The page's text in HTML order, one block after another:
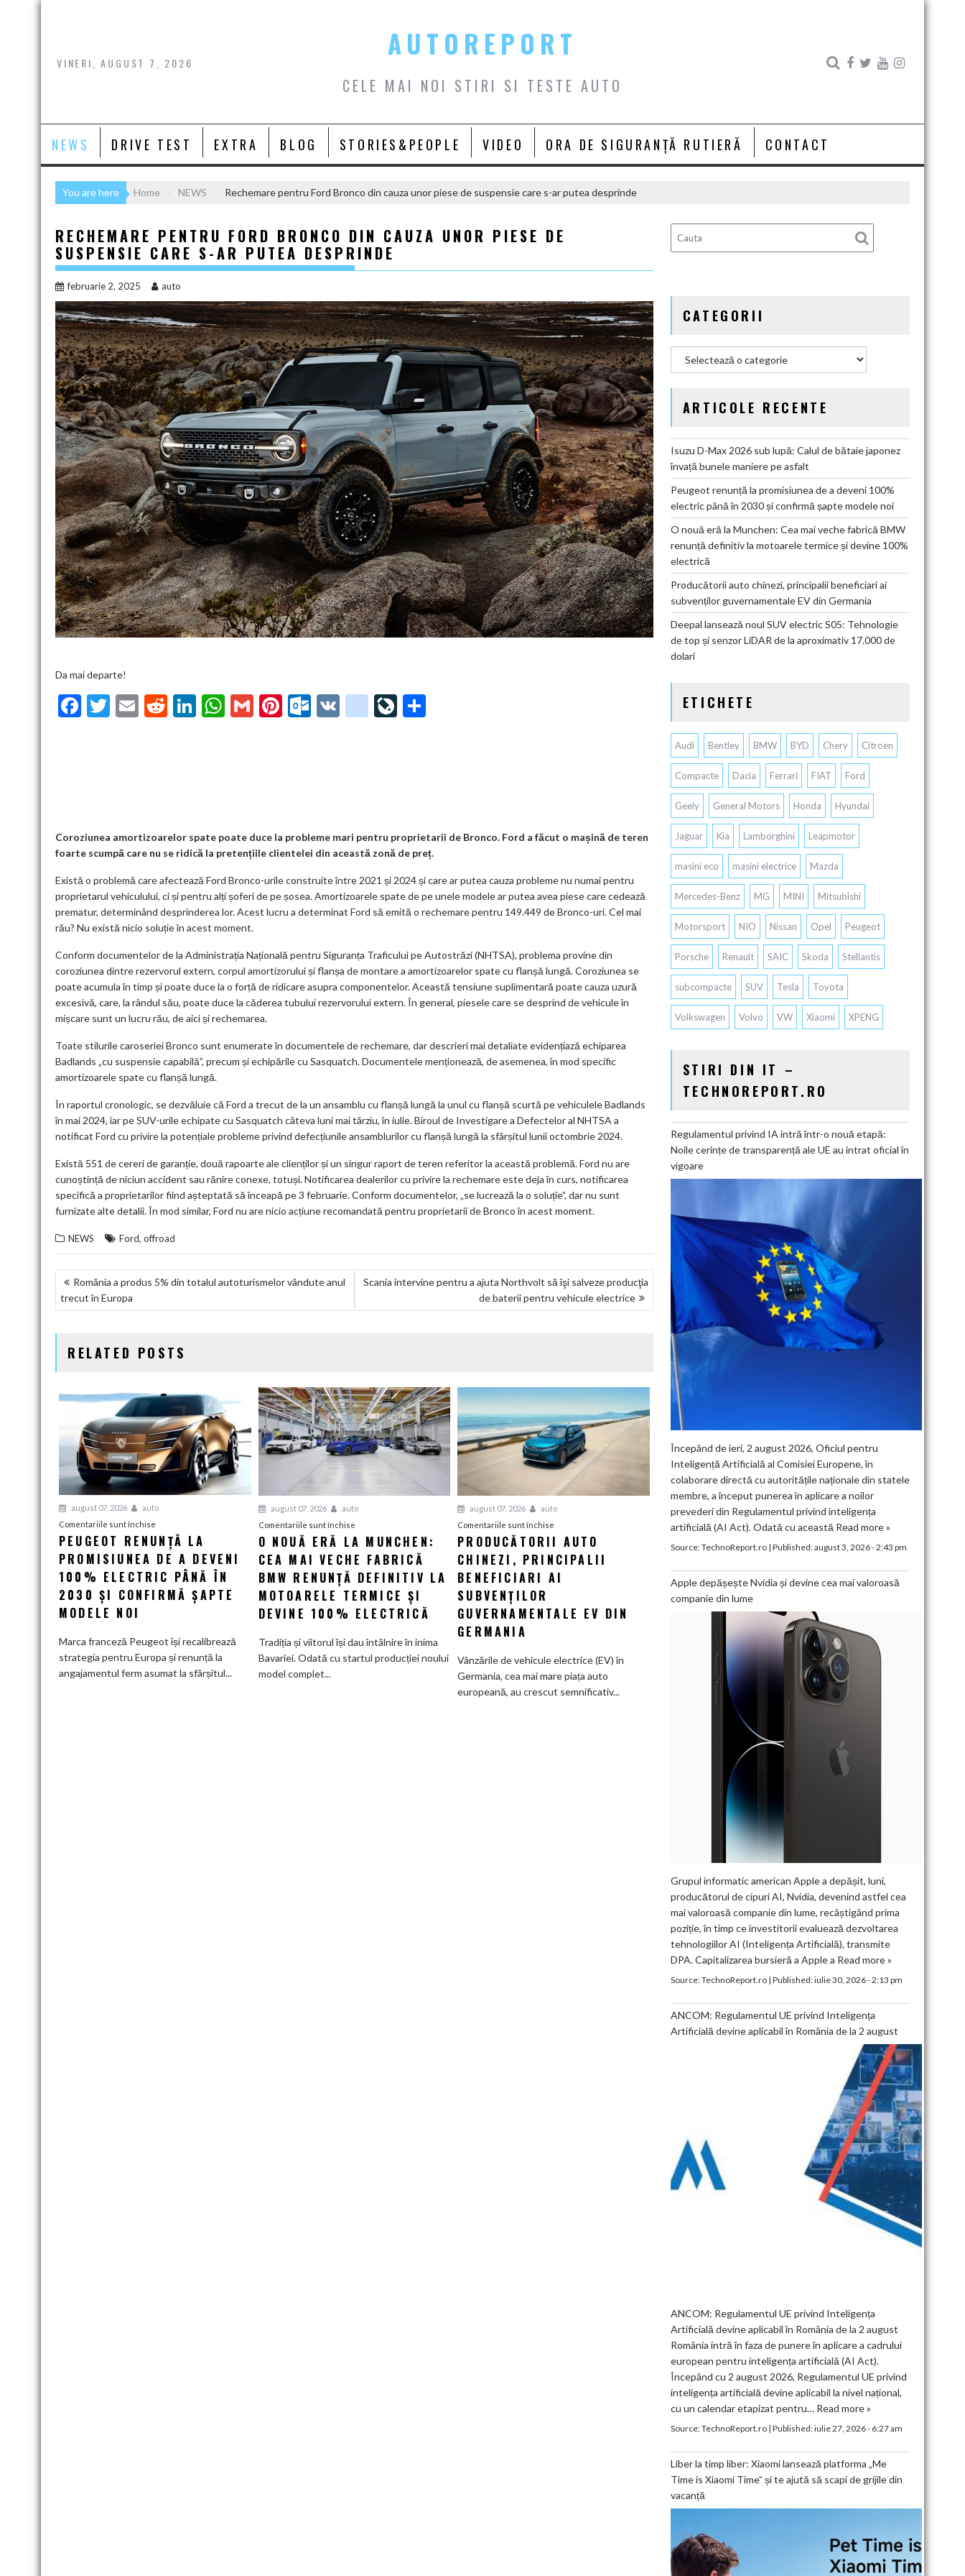
Skip
VINERI, AUGUST 7, 2026
AUTOREPORT
CELE MAI NOI STIRI SI TESTE AUTO
NEWS DRIVE TEST EXTRA BLOG STORIES&PEOPLE VIDEO ORA DE SIGURANȚĂ RUTIERĂ CONTACT
You are here Home NEWS Rechemare pentru Ford Bronco din cauza unor piese de suspensie care s-ar putea desprinde
RECHEMARE PENTRU FORD BRONCO DIN CAUZA UNOR PIESE DE
SUSPENSIE CARE S-AR PUTEA DESPRINDE
februarie 2, 2025 auto
Da mai departe!
F
k
T
E
R
Li W
p
G
Pi O
m
V
g
o
o
k
m
ks
Li
Coroziunea amortizoarelor spate poate duce la probleme mari pentru proprietarii de Bronco. Ford a făcut o mașină de teren
foarte scumpă care nu se ridică la pretențiile clientelei din această zonă de preț.
Există o problemă care afectează Ford Bronco-urile construite între 2021 și 2024 și care ar putea cauza probleme nu numai pentru
proprietarul vehiculului, ci și pentru alți șoferi de pe șosea. Amortizoarele spate de pe unele modele ar putea avea piese care cedează
prematur, determinând desprinderea lor. Acest lucru a determinat Ford să emită o rechemare pentru 149.449 de Bronco-uri. Cel mai
rău? Nu există nicio soluție în acest moment.
Conform documentelor de la Administrația Națională pentru Siguranța Traficului pe Autostrăzi (NHTSA), problema provine din
coroziunea dintre rezervorul extern, corpul amortizorului și flanșa de montare a amortizoarelor spate cu flanșă lungă. Coroziunea se
poate acumula în timp și poate duce la o forță de ridicare asupra componentelor. Această tensiune suplimentară poate cauza uzură
excesivă, care, la rândul său, poate duce la căderea tubului rezervorului extern. În general, piesele care se desprind de vehicule în
mișcare sunt un lucru rău, de aici și rechemarea.
Toate stilurile caroseriei Bronco sunt enumerate în documentele de rechemare, dar descrieri mai detaliate evidențiază echiparea
Badlands „cu suspensie capabilă”, precum și echipările cu Sasquatch. Documentele menționează, de asemenea, în mod specific
amortizoarele spate cu flanșă lungă.
În raportul cronologic, se dezvăluie că Ford a trecut de la un ansamblu cu flanșă lungă la unul cu flanșă scurtă pe vehiculele Badlands
în mai 2024, iar pe SUV-urile echipate cu Sasquatch câteva luni mai târziu, în iulie. Biroul de Investigare a Defectelor al NHTSA a
notificat Ford cu privire la potențiale probleme privind defecțiunile ansamblurilor cu flanșă lungă la sfârșitul lunii octombrie 2024.
Există 551 de cereri de garanție, două rapoarte ale clienților și un singur raport de teren referitor la această problemă. Ford nu are
cunoștință de niciun accident sau rănire conexe, totuși. Notificarea dealerilor cu privire la rechemare este deja în curs, notificarea
specifică a proprietarilor fiind așteptată să înceapă pe 3 februarie. Conform documentelor, „se lucrează la o soluție”, dar nu sunt
furnizate alte detalii. În mod similar, Ford nu are nicio acțiune recomandată pentru proprietarii de Bronco în acest moment.
NEWS Ford, offroad
NAVIGARE
ÎN
România a produs 5% din totalul autoturismelor vândute anul
trecut în Europa
Scania intervine pentru a ajuta Northvolt să îşi salveze producţia
de baterii pentru vehicule electrice
RELATED POSTS
august 07, 2026
auto
Comentariile sunt închise
Peugeot
renunță
la
promisiunea
de
electric
PEUGEOT RENUNȚĂ LA
PROMISIUNEA DE A DEVENI
100% ELECTRIC PÂNĂ ÎN
2030 ȘI CONFIRMĂ ȘAPTE
MODELE NOI
Marca franceză Peugeot își recalibrează
strategia pentru Europa și renunță la
angajamentul ferm asumat la sfârșitul...
august 07, 2026
auto
Comentariile sunt închisepentru
O
nouă
eră
Munchen:
Cea
fabrică
O NOUĂ ERĂ LA MUNCHEN:
CEA MAI VECHE FABRICĂ
BMW RENUNȚĂ DEFINITIV LA
MOTOARELE TERMICE ȘI
DEVINE 100% ELECTRICĂ
Tradiția și viitorul își dau întâlnire în inima
Bavariei. Odată cu startul producției noului
model complet...
august 07, 2026
auto
Comentariile sunt închise
Producătorii
auto
chinezi,
ai
EV
din
Germania
PRODUCĂTORII AUTO
CHINEZI, PRINCIPALII
BENEFICIARI AI
SUBVENȚILOR
GUVERNAMENTALE EV DIN
GERMANIA
Vânzările de vehicule electrice (EV) în
Germania, cea mai mare piața auto
europeană, au crescut semnificativ...
CATEGORII
ARTICOLE RECENTE
Isuzu D-Max 2026 sub lupă: Calul de bătaie japonez
învață bunele maniere pe asfalt
Peugeot renunță la promisiunea de a deveni 100%
electric până în 2030 și confirmă șapte modele noi
O nouă eră la Munchen: Cea mai veche fabrică BMW
renunță definitiv la motoarele termice și devine 100%
electrică
Producătorii auto chinezi, principalii beneficiari ai
subvenților guvernamentale EV din Germania
Deepal lansează noul SUV electric S05: Tehnologie
de top și senzor LiDAR de la aproximativ 17.000 de
dolari
ETICHETE
Audi Bentley BMW BYD Chery Citroen
Compacte Dacia Ferrari FIAT Ford
Geely General Motors Honda Hyundai
Jaguar Kia Lamborghini Leapmotor
masini eco masini electrice Mazda
Mercedes-Benz MG MINI Mitsubishi
Motorsport NIO Nissan Opel Peugeot
Porsche Renault SAIC Skoda Stellantis
subcompacte SUV Tesla Toyota
Volkswagen Volvo VW Xiaomi XPENG
STIRI DIN IT –
TECHNOREPORT.RO
Regulamentul privind IA intră într-o nouă etapă:
Noile cerințe de transparență ale UE au intrat oficial în
vigoare
Începând de ieri, 2 august 2026, Oficiul pentru
Inteligență Artificială al Comisiei Europene, în
colaborare directă cu autoritățile naționale din statele
membre, a început punerea în aplicare a noilor
prevederi din Regulamentul privind inteligența
artificială (AI Act). Odată cu această Read more »
Source:TechnoReport.ro| Published:august 3, 2026 - 2:43 pm
Apple depășește Nvidia și devine cea mai valoroasă
companie din lume
Grupul informatic american Apple a depășit, luni,
producătorul de cipuri AI, Nvidia, devenind astfel cea
mai valoroasă companie din lume, recâștigând prima
poziție, în timp ce investitorii evaluează dezvoltarea
tehnologiilor AI (Inteligența Artificială), transmite
DPA. Capitalizarea bursieră a Apple a Read more »
Source:TechnoReport.ro| Published:iulie 30, 2026 - 2:13 pm
ANCOM: Regulamentul UE privind Inteligența
Artificială devine aplicabil în România de la 2 august
ANCOM: Regulamentul UE privind Inteligența
Artificială devine aplicabil în România de la 2 august
România intră în faza de punere în aplicare a cadrului
european pentru inteligența artificială (AI Act).
Începând cu 2 august 2026, Regulamentul UE privind
inteligența artificială devine aplicabil la nivel național,
cu un calendar etapizat pentru… Read more »
Source:TechnoReport.ro| Published:iulie 27, 2026 - 6:27 am
Liber la timp liber: Xiaomi lansează platforma „Me
Time is Xiaomi Time” și te ajută să scapi de grijile din
vacanță